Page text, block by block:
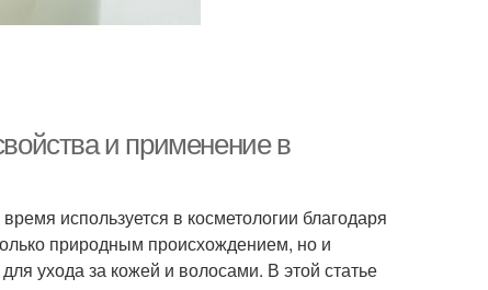
и применение в
используется в косметологии благодаря
природным происхождением, но и
ухода за кожей и волосами. В этой статье